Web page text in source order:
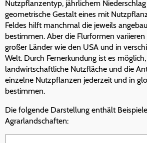
Nutzpflanzentyp, jährlichem
geometrische Gestalt eines mit
Feldes hilft manchmal die jeweils
bestimmen. Aber die Flurformen
großer Länder wie den USA und in
Welt. Durch Fernerkundung ist es
landwirtschaftliche Nutzfläche und die
einzelne Nutzpflanzen jederzeit und in
bestimmen.
Die folgende Darstellung enthält
Agrarlandschaften: